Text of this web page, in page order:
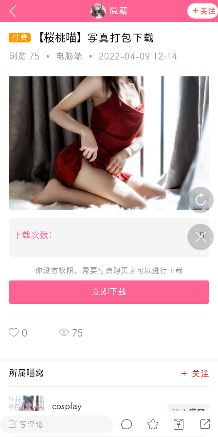
隐藏 关注
资讯
区发布非法内容 发现立即永久封号
官方公告
隐藏 0
0
写评论
【桜桃喵】写真打包下载
浏览 75 • 电脑端 • 2022-04-09 12:14
下载次数： 0
你没有权限，需要付费购买才可以进行下载
立即下载
0 75
所属喵窝 关注
cosplay
进入喵窝